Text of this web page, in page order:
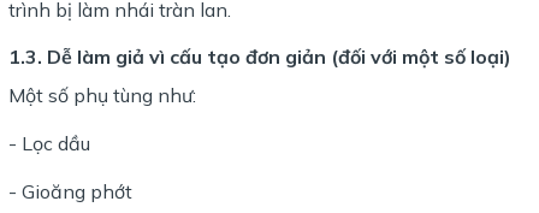
trình bị làm nhái tràn lan.
1.3. Dễ làm giả vì cấu tạo đơn giản (đối với một số loại)
Một số phụ tùng như:
- Lọc dầu
- Gioăng phớt